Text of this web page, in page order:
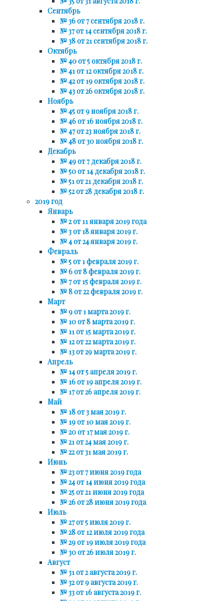
Сентябрь
№ 36 от 7 сентября 2018 г.
№ 37 от 14 сентября 2018 г.
№ 38 от 21 сентября 2018 г.
Октябрь
№ 40 от 5 октября 2018 г.
№ 41 от 12 октября 2018 г.
№ 42 от 19 октября 2018 г.
№ 43 от 26 октября 2018 г.
Ноябрь
№ 45 от 9 ноября 2018 г.
№ 46 от 16 ноября 2018 г.
№ 47 от 23 ноября 2018 г.
№ 48 от 30 ноября 2018 г.
Декабрь
№ 49 от 7 декабря 2018 г.
№ 50 от 14 декабря 2018 г.
№ 51 от 21 декабря 2018 г.
№ 52 от 28 декабря 2018 г.
2019 год
Январь
№ 2 от 11 января 2019 года
№ 3 от 18 января 2019 г.
№ 4 от 24 января 2019 г.
Февраль
№ 5 от 1 февраля 2019 г.
№ 6 от 8 февраля 2019 г.
№ 7 от 15 февраля 2019 г.
№ 8 от 22 февраля 2019 г.
Март
№ 9 от 1 марта 2019 г.
№ 10 от 8 марта 2019 г.
№ 11 от 15 марта 2019 г.
№ 12 от 22 марта 2019 г.
№ 13 от 29 марта 2019 г.
Апрель
№ 14 от 5 апреля 2019 г.
№ 16 от 19 апреля 2019 г.
№ 17 от 26 апреля 2019 г.
Май
№ 18 от 3 мая 2019 г.
№ 19 от 10 мая 2019 г.
№ 20 от 17 мая 2019 г.
№ 21 от 24 мая 2019 г.
№ 22 от 31 мая 2019 г.
Июнь
№ 23 от 7 июня 2019 года
№ 24 от 14 июня 2019 года
№ 25 от 21 июня 2019 года
№ 26 от 28 июня 2019 года
Июль
№ 27 от 5 июля 2019 г.
№ 28 от 12 июля 2019 года
№ 29 от 19 июля 2019 года
№ 30 от 26 июля 2019 г.
Август
№ 31 от 2 августа 2019 г.
№ 32 от 9 августа 2019 г.
№ 33 от 16 августа 2019 г.